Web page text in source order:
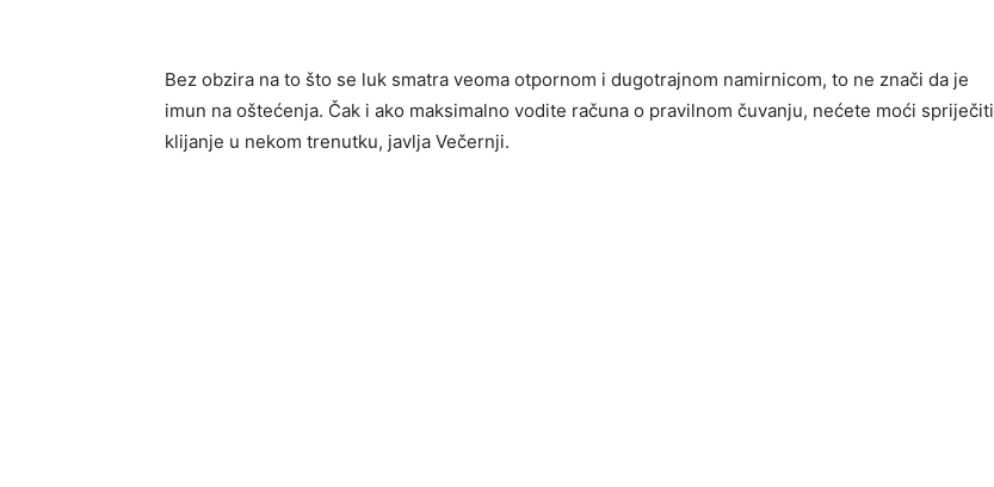
Bez obzira na to što se luk smatra veoma otpornom i dugotrajnom namirnicom, to ne znači da je
imun na oštećenja. Čak i ako maksimalno vodite računa o pravilnom čuvanju, nećete moći spriječiti
klijanje u nekom trenutku, javlja Večernji.